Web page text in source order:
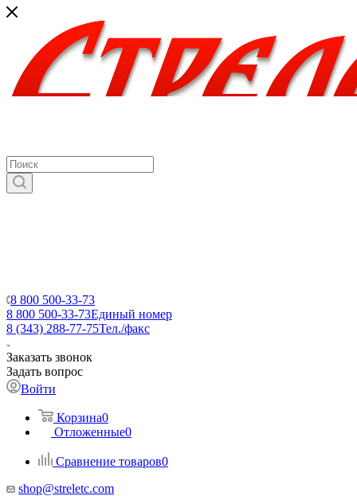
8 800 500-33-73
8 800 500-33-73Единый номер
8 (343) 288-77-75Тел./факс
Заказать звонок
Задать вопрос
Войти
Корзина0
Отложенные0
Сравнение товаров0
shop@streletc.com